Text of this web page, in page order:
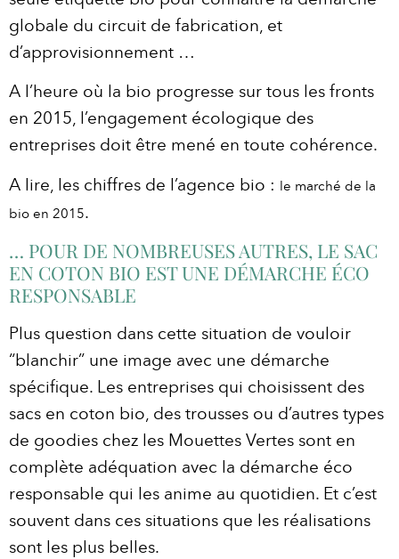
globale du circuit de fabrication, et
d’approvisionnement …
A l’heure où la bio progresse sur tous les fronts
en 2015, l’engagement écologique des
entreprises doit être mené en toute cohérence.
A lire, les chiffres de l’agence bio : le marché de la
bio en 2015.
… POUR DE NOMBREUSES AUTRES, LE SAC
EN COTON BIO EST UNE DÉMARCHE ÉCO
RESPONSABLE
Plus question dans cette situation de vouloir
“blanchir” une image avec une démarche
spécifique. Les entreprises qui choisissent des
sacs en coton bio, des trousses ou d’autres types
de goodies chez les Mouettes Vertes sont en
complète adéquation avec la démarche éco
responsable qui les anime au quotidien. Et c’est
souvent dans ces situations que les réalisations
sont les plus belles.